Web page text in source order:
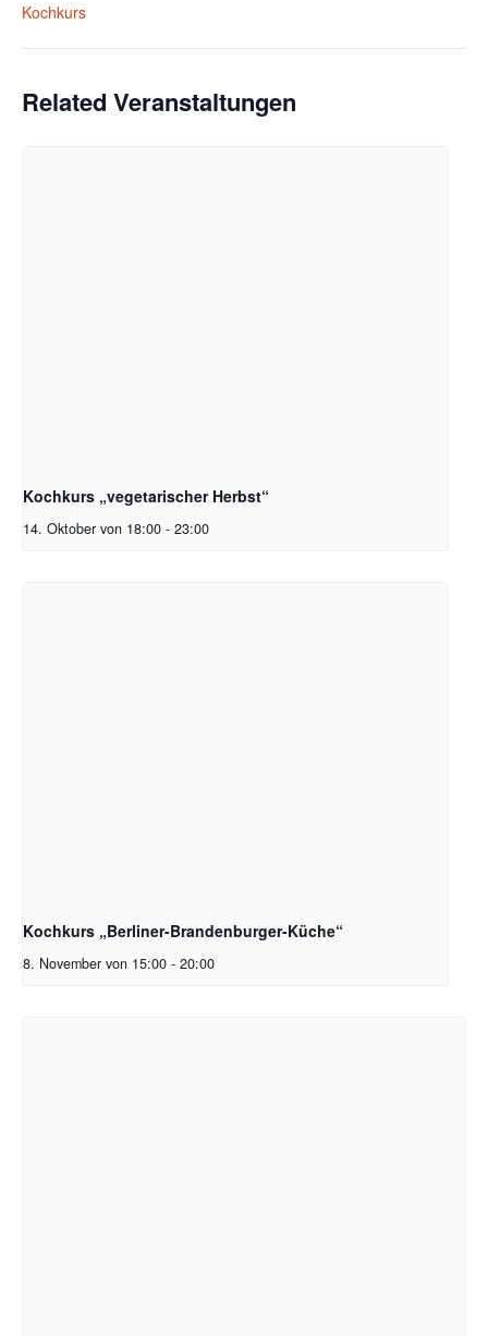
Kochkurs
Related Veranstaltungen
Kochkurs „vegetarischer Herbst“
14. Oktober von 18:00 - 23:00
Kochkurs „Berliner-Brandenburger-Küche“
8. November von 15:00 - 20:00